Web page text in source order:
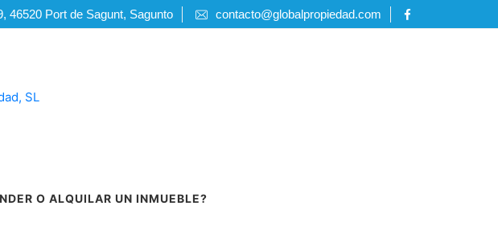
46520 Port de Sagunt, Sagunto contacto@globalpropiedad.com
O ALQUILAR UN INMUEBLE?